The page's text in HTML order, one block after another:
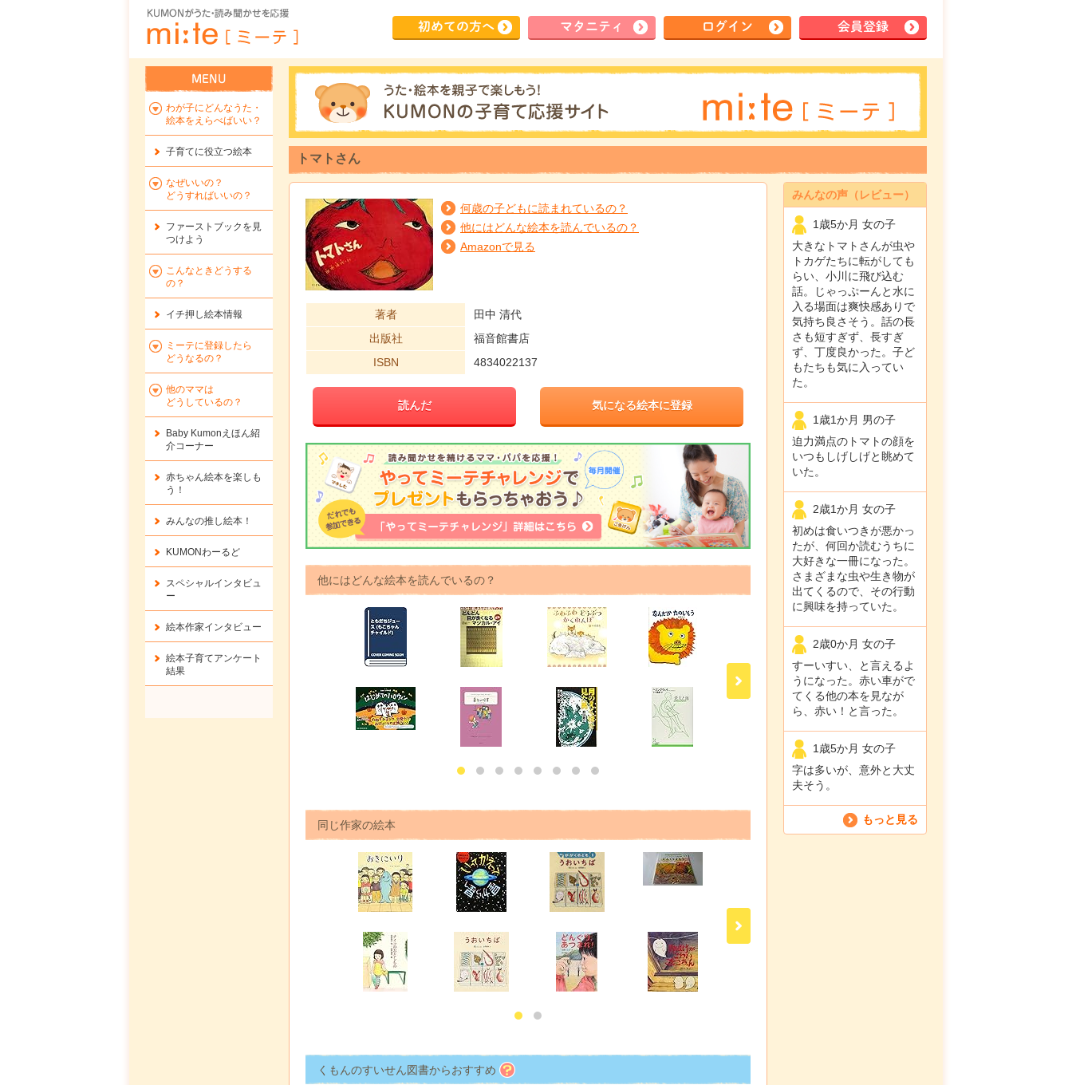
初めての方へ マタ ニティ ログイン 会員登録
トマトさん
みんなの声（レビュー）
1歳5か月 女の子
大きなトマトさんが虫や
トカゲたちに転がしても
らい、小川に飛び込む
話。じゃっぷーんと水に
入る場面は爽快感ありで
気持ち良さそう。話の長
さも短すぎず、長すぎ
ず、丁度良かった。子ど
もたちも気に入ってい
た。
1歳1か月 男の子
迫力満点のトマトの顔を
いつもしげしげと眺めて
いた。
2歳1か月 女の子
初めは食いつきが悪かっ
たが、何回か読むうちに
大好きな一冊になった。
さまざまな虫や生き物が
出てくるので、その行動
に興味を持っていた。
2歳0か月 女の子
すーいすい、と言えるよ
うになった。赤い車がで
てくる他の本を見なが
ら、赤い！と言った。
1歳5か月 女の子
字は多いが、意外と大丈
夫そう。
もっと見る
何歳の子どもに読まれているの？
他にはどんな絵本を読んでいるの？
Amazonで見る
著者
田中 清代
出版社
福音館書店
ISBN
4834022137
読んだ 気になる絵本に登録
他にはどんな絵本を読んでいるの？
同じ作家の絵本
くもんのすいせん図書からおすすめ
わが子にどんなうた・
絵本をえらべばいい？
子育てに役立つ絵本
なぜいいの？
どうすればいいの？
ファーストブックを 見
つけよう
こんなときどうする
の？
イチ押し絵本情報
ミーテに登録したら
どうなるの？
他のママは
どうしているの？
Baby Kumonえほん紹
介コーナー
赤ちゃん絵本を楽しも
う！
みんなの推し絵本！
KUMONわーるど
スペシャルインタビュ
ー
絵本作家インタビュー
絵本子育てアンケート
結果